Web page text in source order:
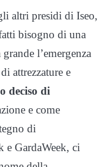
altri presidi di Iseo,
bisogno di una
l’emergenza
attrezzature e
deciso di
e come
di
e GardaWeek, ci